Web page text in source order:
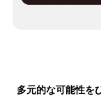
多元的な可能性を